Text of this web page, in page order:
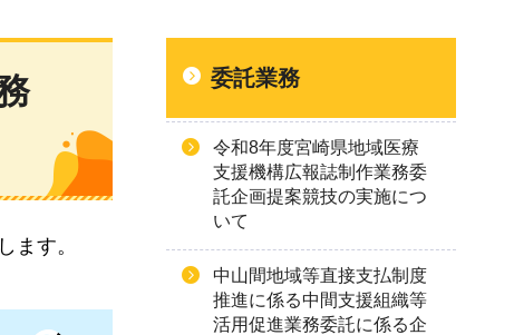
ます。
委託業務
令和8年度宮崎県地域医療
支援機構広報誌制作業務委
託企画提案競技の実施につ
いて
中山間地域等直接支払制度
推進に係る中間支援組織等
活用促進業務委託に係る企